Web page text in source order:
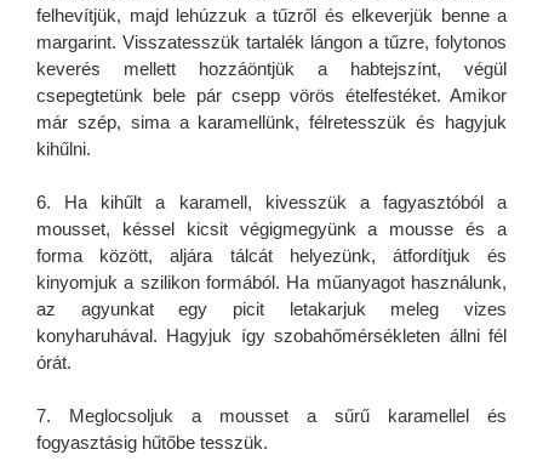
felhevítjük, majd lehúzzuk a tűzről és elkeverjük benne a
margarint. Visszatesszük tartalék lángon a tűzre, folytonos
keverés mellett hozzáöntjük a habtejszínt, végül
csepegtetünk bele pár csepp vörös ételfestéket. Amikor
már szép, sima a karamellünk, félretesszük és hagyjuk
kihűlni.
6. Ha kihűlt a karamell, kivesszük a fagyasztóból a
mousset, késsel kicsit végigmegyünk a mousse és a
forma között, aljára tálcát helyezünk, átfordítjuk és
kinyomjuk a szilikon formából. Ha műanyagot használunk,
az agyunkat egy picit letakarjuk meleg vizes
konyharuhával. Hagyjuk így szobahőmérsékleten állni fél
órát.
7. Meglocsoljuk a mousset a sűrű karamellel és
fogyasztásig hűtőbe tesszük.